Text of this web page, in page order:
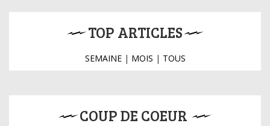
TOP ARTICLES
SEMAINE| MOIS | TOUS
COUP DE COEUR